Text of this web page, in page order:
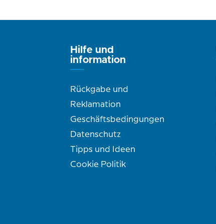
Hilfe und
information
Rückgabe und
Reklamation
Geschäftsbedingungen
Datenschutz
Tipps und Ideen
Cookie Politik